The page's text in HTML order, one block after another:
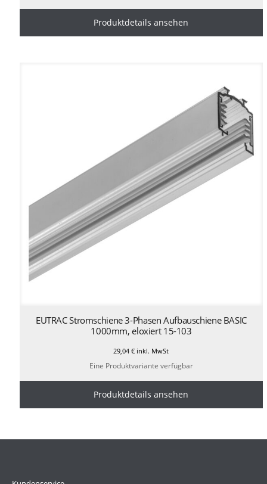
Produktdetails ansehen
EUTRAC Stromschiene 3-Phasen Aufbauschiene BASIC
1000mm, eloxiert 15-103
29,04€ inkl. MwSt
Eine Produktvariante verfügbar
Produktdetails ansehen